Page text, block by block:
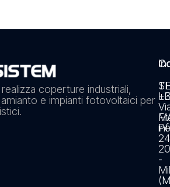
coperture industriali,
e impianti fotovoltaici per
24
-